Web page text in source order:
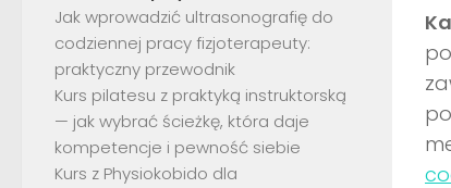
Jak wprowadzić ultrasonografię do
codziennej pracy fizjoterapeuty:
praktyczny przewodnik
Kurs pilatesu z praktyką instruktorską
— jak wybrać ścieżkę, która daje
kompetencje i pewność siebie
Kurs z Physiokobido dla